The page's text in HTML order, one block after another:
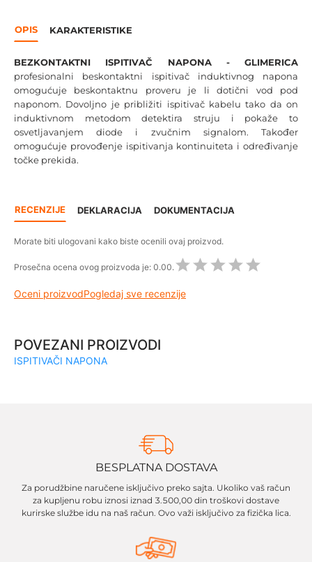
OPIS KARAKTERISTIKE
BEZKONTAKTNI ISPITIVAČ NAPONA - GLIMERICA
profesionalni beskontaktni ispitivač induktivnog napona
omogućuje beskontaktnu proveru je li dotični vod pod
naponom. Dovoljno je približiti ispitivač kabelu tako da on
induktivnom metodom detektira struju i pokaže to
osvetljavanjem diode i zvučnim signalom. Također
omogućuje provođenje ispitivanja kontinuiteta i određivanje
točke prekida.
RECENZIJE DEKLARACIJA DOKUMENTACIJA
Morate biti ulogovani kako biste ocenili ovaj proizvod.
Prosečna ocena ovog proizvoda je: 0.00.
Oceni proizvodPogledaj sve recenzije
POVEZANI PROIZVODI
ISPITIVAČI NAPONA
BESPLATNA DOSTAVA
Za porudžbine naručene isključivo preko sajta. Ukoliko vaš račun
za kupljenu robu iznosi iznad 3.500,00 din troškovi dostave
kurirske službe idu na naš račun. Ovo važi isključivo za fizička lica.